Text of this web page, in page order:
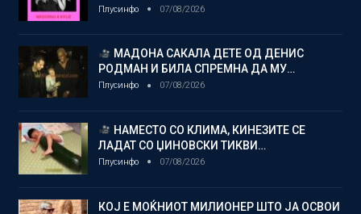
Плусинфо 07/08/2026
МАДОНА САКАЛА ДЕТЕ ОД ДЕНИС
РОДМАН И БИЛА СПРЕМНА ДА МУ…
Плусинфо 07/08/2026
НАМЕСТО СО КЛИМА, КИНЕЗИТЕ СЕ
ЛАДАТ СО ЏИНОВСКИ ТИКВИ…
Плусинфо 07/08/2026
КОЈ Е МОЌНИОТ МИЛИОНЕР ШТО ЈА ОСВОИ